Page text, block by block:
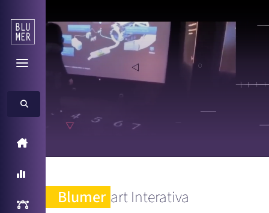
Inteligência Artificial
Blumer art Interativa